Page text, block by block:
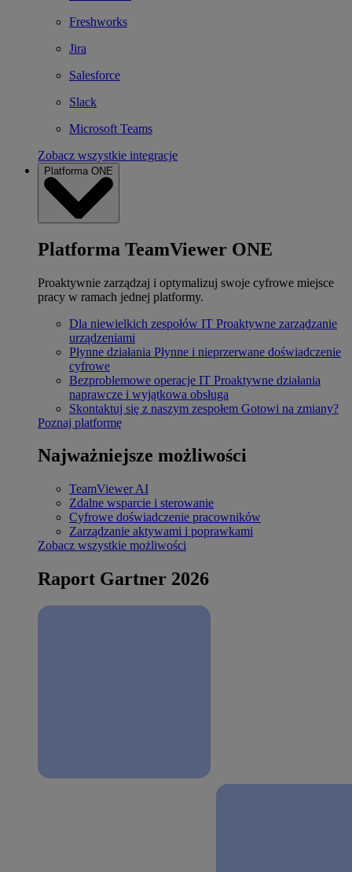
Freshworks
Jira
Salesforce
Slack
Microsoft Teams
Zobacz wszystkie integracje
Platforma ONE
Platforma TeamViewer ONE
Proaktywnie zarządzaj i optymalizuj swoje cyfrowe miejsce
pracy w ramach jednej platformy.
Dla niewielkich zespołów IT Proaktywne zarządzanie
urządzeniami
Płynne działania Płynne i nieprzerwane doświadczenie
cyfrowe
Bezproblemowe operacje IT Proaktywne działania
naprawcze i wyjątkowa obsługa
Skontaktuj się z naszym zespołem Gotowi na zmiany?
Poznaj platformę
Najważniejsze możliwości
TeamViewer AI
Zdalne wsparcie i sterowanie
Cyfrowe doświadczenie pracowników
Zarządzanie aktywami i poprawkami
Zobacz wszystkie możliwości
Raport Gartner 2026